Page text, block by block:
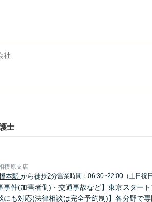
社
士
模原支店
本駅 から徒歩2分営業時間：06:30~22:00（土日祝日
事件(加害者側)・交通事故など】東京スター
にも対応(法律相談は完全予約制)】各分野で